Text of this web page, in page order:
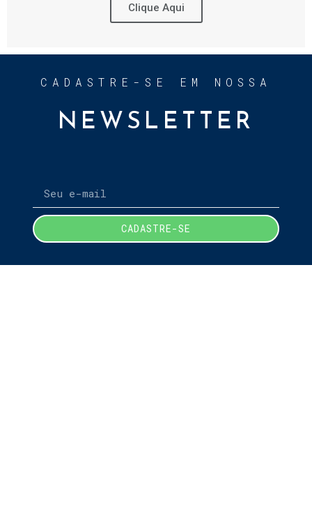
Clique Aqui
CADASTRE-SE EM NOSSA
NEWSLETTER
CADASTRE-SE